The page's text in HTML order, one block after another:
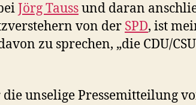
Jörg Taussund daran
von der SPD, ist
zu sprechen, „die CDU/
unselige Pressemitteilung